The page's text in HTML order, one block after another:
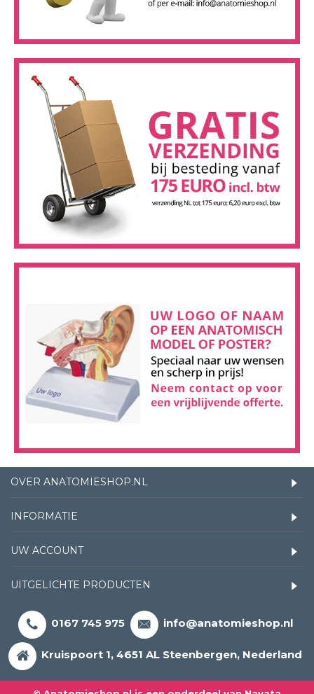
OVER ANATOMIESHOP.NL
INFORMATIE
UW ACCOUNT
UITGELICHTE PRODUCTEN
0167 745 975 info@anatomieshop.nl
Kruispoort 1, 4651 AL Steenbergen, Nederland